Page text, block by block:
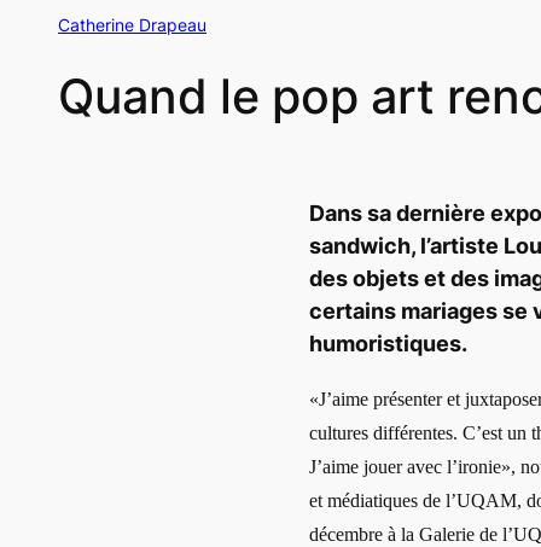
Catherine Drapeau
Quand le pop art
Dans sa dernière
sandwich, l’artiste
des objets et des
certains mariages se
humoristiques.
«J’aime présenter et
cultures différentes. C’est un
J’aime jouer avec l’ironie»,
et médiatiques de l’UQAM,
décembre à la Galerie de